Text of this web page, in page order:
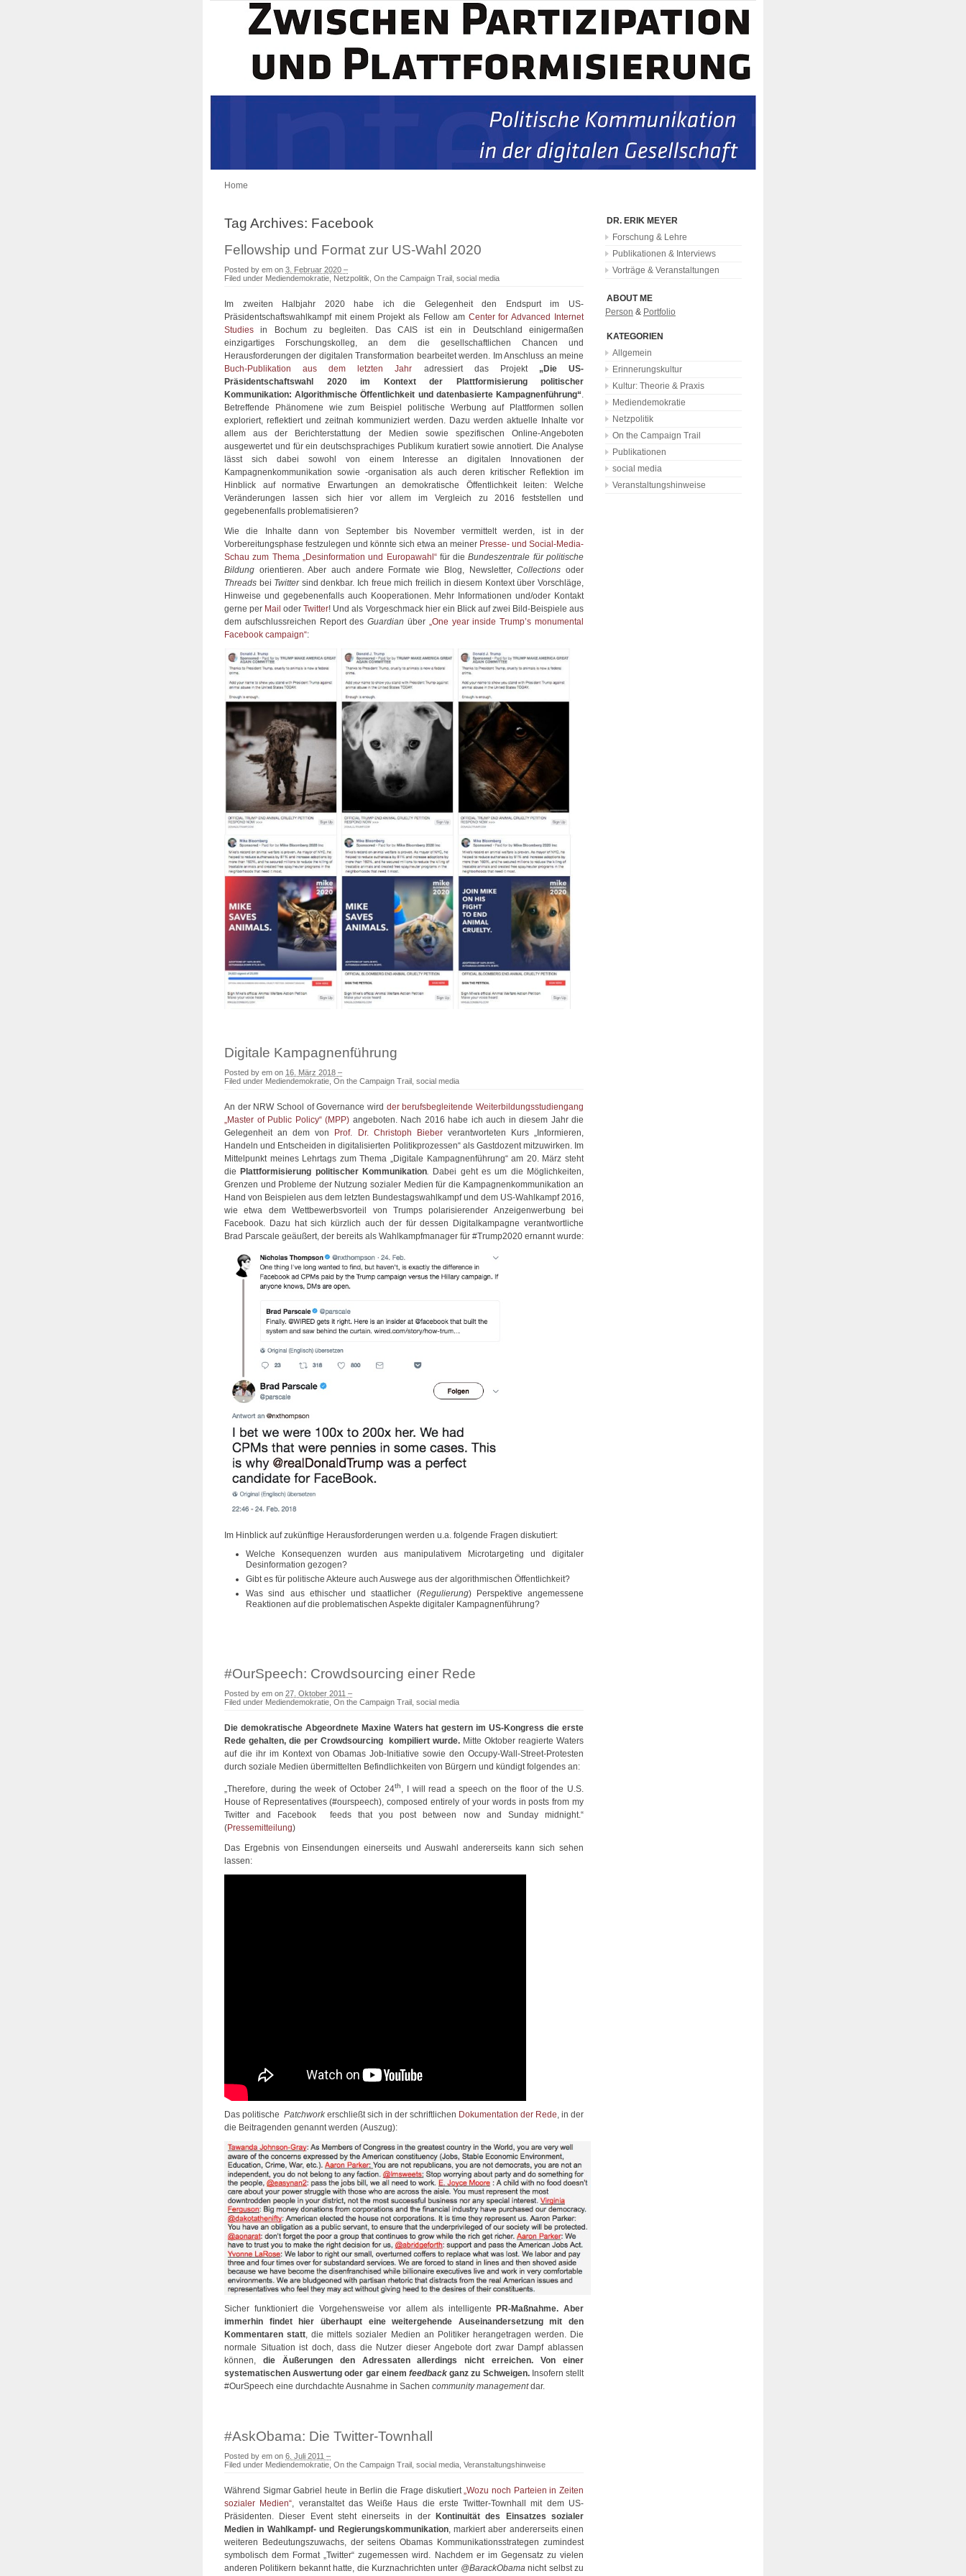
Home
Tag Archives: Facebook
Fellowship und Format zur US-Wahl 2020
Posted by em on 3. Februar 2020 –
Filed under Mediendemokratie Netzpolitik On the Campaign Trail social media
Im zweiten Halbjahr 2020 habe ich die Gelegenheit den Endspurt im US-
Präsidentschaftswahlkampf mit einem Projekt als Fellow am Center for Advanced Internet
Studies in Bochum zu begleiten. Das CAIS ist ein in Deutschland einigermaßen
einzigartiges Forschungskolleg, an dem die gesellschaftlichen Chancen und
Herausforderungen der digitalen Transformation bearbeitet werden. Im Anschluss an meine
Buch-Publikation aus dem letzten Jahr adressiert das Projekt „Die US-
Präsidentschaftswahl 2020 im Kontext der Plattformisierung politischer
Kommunikation: Algorithmische Öffentlichkeit und datenbasierte Kampagnenführung“.
Betreffende Phänomene wie zum Beispiel politische Werbung auf Plattformen sollen
exploriert, reflektiert und zeitnah kommuniziert werden. Dazu werden aktuelle Inhalte vor
allem aus der Berichterstattung der Medien sowie spezifischen Online-Angeboten
ausgewertet und für ein deutschsprachiges Publikum kuratiert sowie annotiert. Die Analyse
lässt sich dabei sowohl von einem Interesse an digitalen Innovationen der
Kampagnenkommunikation sowie -organisation als auch deren kritischer Reflektion im
Hinblick auf normative Erwartungen an demokratische Öffentlichkeit leiten: Welche
Veränderungen lassen sich hier vor allem im Vergleich zu 2016 feststellen und
gegebenenfalls problematisieren?
Wie die Inhalte dann von September bis November vermittelt werden, ist in der
Vorbereitungsphase festzulegen und könnte sich etwa an meiner Presse- und Social-Media-
Schau zum Thema „Desinformation und Europawahl“für dieBundeszentrale für politische
Bildung orientieren. Aber auch andere Formate wie Blog, Newsletter,Collections oder
Threads bei Twittersind denkbar. Ich freue mich freilich in diesem Kontext über Vorschläge,
Hinweise und gegebenenfalls auch Kooperationen. Mehr Informationen und/oder Kontakt
gerne per Mail oderTwitter! Und als Vorgeschmack hier ein Blick auf zwei Bild-Beispiele aus
dem aufschlussreichen Report desGuardianüber „One year inside Trump’s monumental
Facebook campaign“:
Digitale Kampagnenführung
Posted by em on 16. März 2018 –
Filed under Mediendemokratie On the Campaign Trail social media
An der NRW School of Governance wird der berufsbegleitende Weiterbildungsstudiengang
„Master of Public Policy“ (MPP) angeboten. Nach 2016 habe ich auch in diesem Jahr die
Gelegenheit an dem von
Prof. Dr. Christoph Bieberverantworteten Kurs „Informieren,
Handeln und Entscheiden in digitalisierten Politikprozessen“ als Gastdozent mitzuwirken. Im
Mittelpunkt meines Lehrtags zum Thema „Digitale Kampagnenführung“ am 20. März steht
die Plattformisierung politischer Kommunikation. Dabei geht es um die Möglichkeiten,
Grenzen und Probleme der Nutzung sozialer Medien für die Kampagnenkommunikation an
Hand von Beispielen aus dem letzten Bundestagswahlkampf und dem US-Wahlkampf 2016,
wie etwa dem Wettbewerbsvorteil von Trumps polarisierender Anzeigenwerbung bei
Facebook. Dazu hat sich kürzlich auch der für dessen Digitalkampagne verantwortliche
Brad Parscale geäußert, der bereits als Wahlkampfmanager für #Trump2020 ernannt wurde:
Im Hinblick auf zukünftige Herausforderungen werden u.a. folgende Fragen diskutiert:
Welche Konsequenzen wurden aus manipulativem Microtargeting und digitaler
Desinformation gezogen?
Gibt es für politische Akteure auch Auswege aus der algorithmischen Öffentlichkeit?
Was sind aus ethischer und staatlicher (Regulierung) Perspektive angemessene
Reaktionen auf die problematischen Aspekte digitaler Kampagnenführung?
#OurSpeech: Crowdsourcing einer Rede
Posted by em on 27. Oktober 2011 –
Filed under Mediendemokratie On the Campaign Trail social media
Die demokratische Abgeordnete Maxine Waters hat gestern im US-Kongress die erste
Rede gehalten, die per Crowdsourcing kompiliert wurde. Mitte Oktober reagierte Waters
auf die ihr im Kontext von Obamas Job-Initiative sowie den Occupy-Wall-Street-Protesten
durch soziale Medien übermittelten Befindlichkeiten von Bürgern und kündigt folgendes an:
„Therefore, during the week of October 24th, I will read a speech on the floor of the U.S.
House of Representatives (#ourspeech), composed entirely of your words in posts from my
Twitter and Facebook feeds that you post between now and Sunday midnight.“
(Pressemitteilung)
Das Ergebnis von Einsendungen einerseits und Auswahl andererseits kann sich sehen
lassen:
Das politische Patchwork erschließt sich in der schriftlichen Dokumentation der Rede, in der
die Beitragenden genannt werden (Auszug):
Sicher funktioniert die Vorgehensweise vor allem als intelligente PR-Maßnahme. Aber
immerhin findet hier überhaupt eine weitergehende Auseinandersetzung mit den
Kommentaren statt, die mittels sozialer Medien an Politiker herangetragen werden. Die
normale Situation ist doch, dass die Nutzer dieser Angebote dort zwar Dampf ablassen
können, die Äußerungen den Adressaten allerdings nicht erreichen. Von einer
systematischen Auswertung oder gar einem feedback ganz zu Schweigen.Insofern stellt
#OurSpeech eine durchdachte Ausnahme in Sachen community managementdar.
#AskObama: Die Twitter-Townhall
Posted by em on 6. Juli 2011 –
Filed under Mediendemokratie On the Campaign Trail social media Veranstaltungshinweise
Während Sigmar Gabriel heute in Berlin die Frage diskutiert„Wozu noch Parteien in Zeiten
sozialer Medien“, veranstaltet das Weiße Haus die erste Twitter-Townhall mit dem US-
Präsidenten. Dieser Event steht einerseits in der
Kontinuität des Einsatzes sozialer
Medien in Wahlkampf- und Regierungskommunikation, markiert aber andererseits einen
weiteren Bedeutungszuwachs, der seitens Obamas Kommunikationsstrategen zumindest
symbolisch dem Format „Twitter“ zugemessen wird. Nachdem er im Gegensatz zu vielen
anderen Politikern bekannt hatte, die Kurznachrichten unter @BarackObamanicht selbst zu
DR. ERIK MEYER
Forschung & Lehre
Publikationen & Interviews
Vorträge & Veranstaltungen
ABOUT ME
Person & Portfolio
KATEGORIEN
Allgemein
Erinnerungskultur
Kultur: Theorie & Praxis
Mediendemokratie
Netzpolitik
On the Campaign Trail
Publikationen
social media
Veranstaltungshinweise